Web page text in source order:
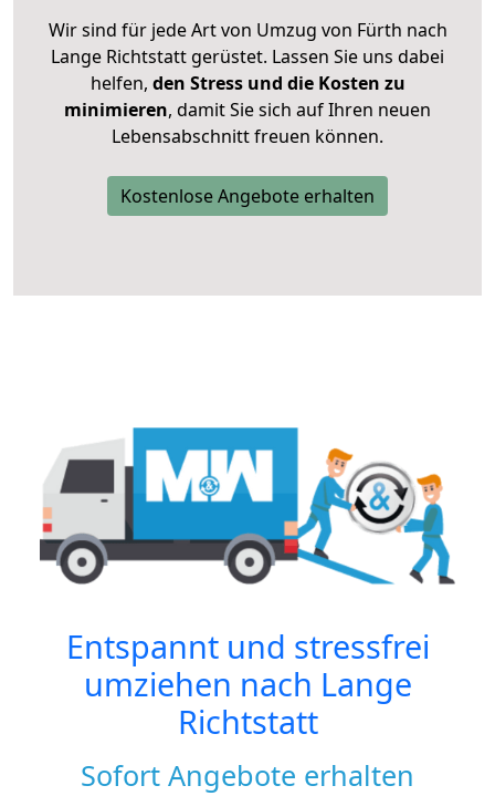
Wir sind für jede Art von Umzug von Fürth nach
Lange Richtstatt gerüstet. Lassen Sie uns dabei
helfen, den Stress und die Kosten zu
minimieren, damit Sie sich auf Ihren neuen
Lebensabschnitt freuen können.
Kostenlose Angebote erhalten
Entspannt und stressfrei
umziehen nach Lange
Richtstatt
Sofort Angebote erhalten